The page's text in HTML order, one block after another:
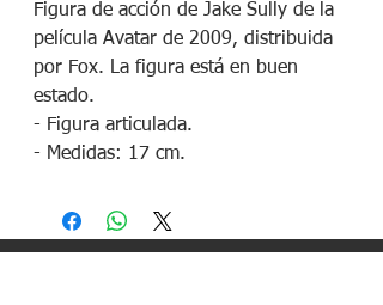
Figura de acción de Jake Sully de la
película Avatar de 2009, distribuida
por Fox. La figura está en buen
estado.
- Figura articulada.
- Medidas: 17 cm.